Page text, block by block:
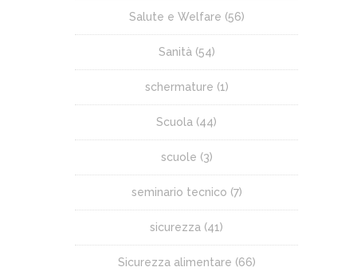
Salute e Welfare (56)
Sanità (54)
schermature (1)
Scuola (44)
scuole (3)
seminario tecnico (7)
sicurezza (41)
Sicurezza alimentare (66)